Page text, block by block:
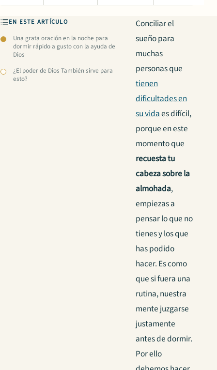
EN ESTE ARTÍCULO
Una grata oración en la noche para
dormir rápido a gusto con la ayuda de
Dios
¿El poder de Dios También sirve para
esto?
Conciliar el
sueño para
muchas
personas que
tienen
dificultades en
su vidaes difícil,
porque en este
momento que
recuesta tu
cabeza sobre la
almohada,
empiezas a
pensar lo que no
tienes y los que
has podido
hacer. Es como
que si fuera una
rutina, nuestra
mente juzgarse
justamente
antes de dormir.
Por ello